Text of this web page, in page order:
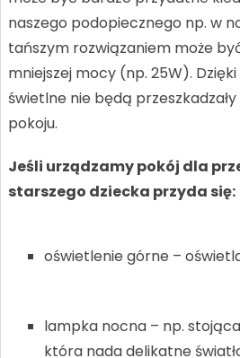
naszego podopiecznego np. w
tańszym rozwiązaniem może
mniejszej mocy (np. 25W).
świetlne nie będą
pokoju.
Jeśli urządzamy pokój dla
starszego dziecka przyda się:
oświetlenie górne –
lampka nocna – np.
która nada delikatne